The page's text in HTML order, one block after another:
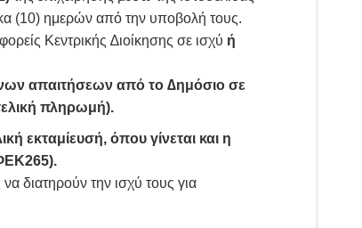
(10) ημερών από την υποβολή τους.
Κεντρικής ∆ιοίκησης σε ισχύ ή
απαιτήσεων από το ∆ημόσιο σε
πληρωμή).
εκταμίευσή, όπου γίνεται και η
διατηρούν την ισχύ τους για